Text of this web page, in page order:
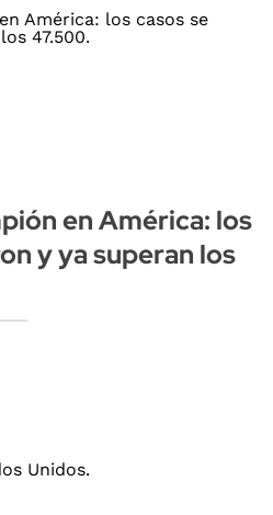
en América: los
y ya superan los